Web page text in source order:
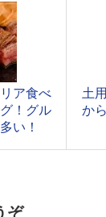
ア食べ
！グル
い！
土
か
ぞ